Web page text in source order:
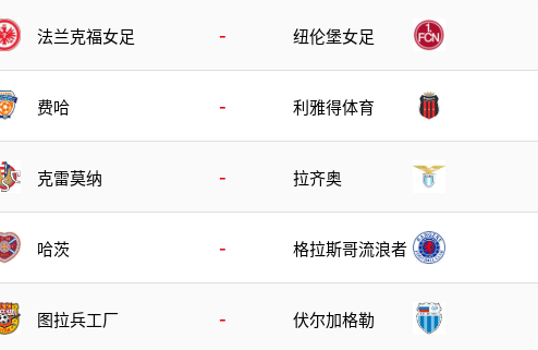
法兰克福女足 - 纽伦堡女足
费哈 - 利雅得体育
克雷莫纳 - 拉齐奥
哈茨 - 格拉斯哥流浪者
图拉兵工厂 - 伏尔加格勒